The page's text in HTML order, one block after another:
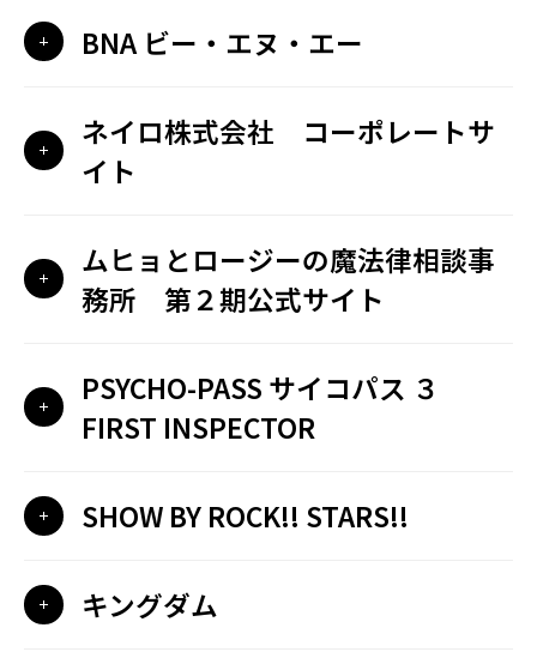
BNA ビー・エヌ・エー
ネイロ株式会社 コーポレートサ
イト
ムヒョとロージーの魔法律相談事
務所 第２期公式サイト
PSYCHO-PASS サイコパス ３
FIRST INSPECTOR
SHOW BY ROCK!! STARS!!
キングダム